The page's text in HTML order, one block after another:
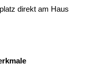
direkt am Haus